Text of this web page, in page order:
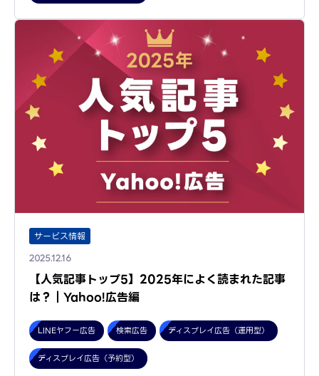
サービス情報
2025.12.16
【人気記事トップ5】2025年によく読まれた記事
は？｜Yahoo!広告編
LINEヤフー広告 検索広告 ディスプレイ広告（運用型）
ディスプレイ広告（予約型）